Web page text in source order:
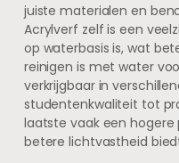
juiste materialen en
Acrylverf zelf is een
op waterbasis is, wat
reinigen is met water
verkrijgbaar in
studentenkwaliteit tot
laatste vaak een
betere lichtvastheid